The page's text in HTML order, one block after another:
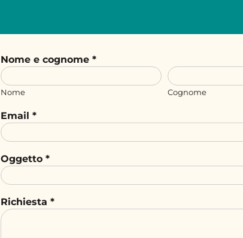
Nome e cognome *
Nome Cognome
Email *
Oggetto *
Richiesta *